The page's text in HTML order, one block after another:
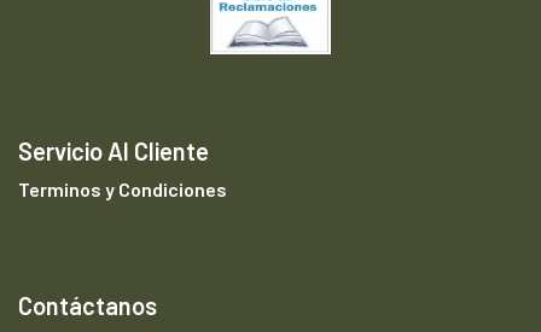
Servicio Al Cliente
Terminos y Condiciones
Contáctanos